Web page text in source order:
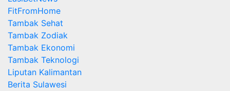
FitFromHome
Tambak Sehat
Tambak Zodiak
Tambak Ekonomi
Tambak Teknologi
Liputan Kalimantan
Berita Sulawesi